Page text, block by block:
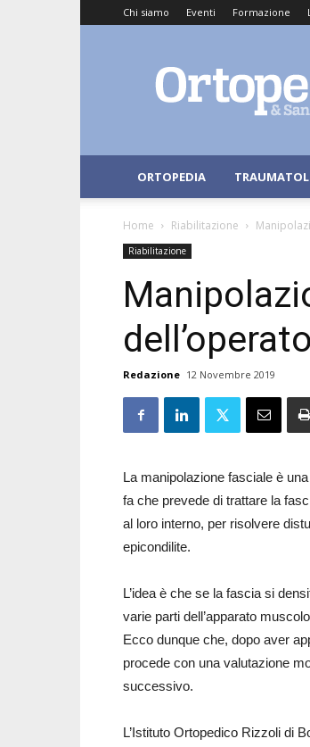
Chi siamo Eventi Formazione
e
Sanitari
ORTOPEDIA
Home Riabilitazione
Riabilitazione
Redazione 12 Novembre 2019
La manipolazione fasciale è
fa che prevede di trattare la
al loro interno, per risolvere
epicondilite.
L’idea è che se la fascia si
varie parti dell’apparato
Ecco dunque che, dopo aver
procede con una valutazione
successivo.
L’Istituto Ortopedico Rizzoli di